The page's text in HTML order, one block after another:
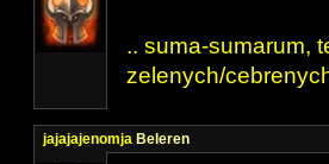
.. suma-sumarum,
zelenych/
jajajajenomja Beleren